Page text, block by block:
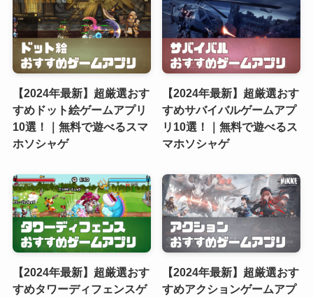
【2024年最新】超厳選おす
すめドット絵ゲームアプリ
10選！｜無料で遊べるスマ
ホソシャゲ
【2024年最新】超厳選おす
すめサバイバルゲームアプ
リ10選！｜無料で遊べるス
マホソシャゲ
【2024年最新】超厳選おす
すめタワーディフェンスゲ
【2024年最新】超厳選おす
すめアクションゲームアプ